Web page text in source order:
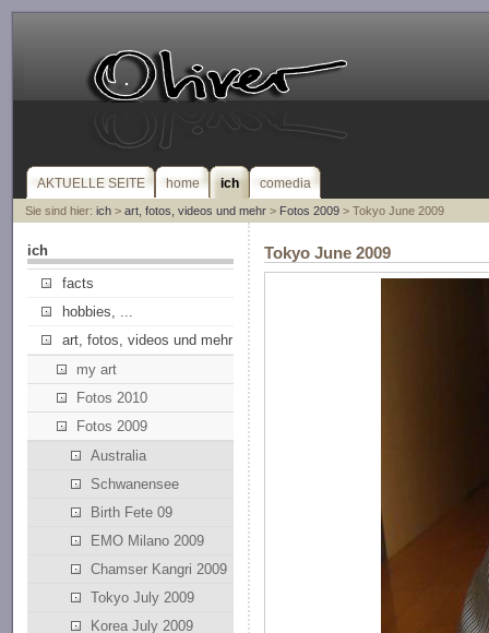
AKTUELLE SEITE home ich comedia
Sie sind hier: ich> art, fotos, videos und mehr> Fotos 2009> Tokyo June 2009
ich
facts
hobbies, ...
art, fotos, videos und mehr
my art
Fotos 2010
Fotos 2009
Australia
Schwanensee
Birth Fete 09
EMO Milano 2009
Chamser Kangri 2009
Tokyo July 2009
Korea July 2009
Tokyo June 2009